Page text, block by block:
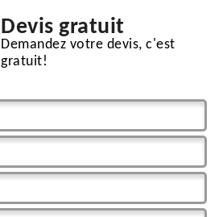
Devis gratuit
Demandez votre devis, c'est
gratuit!